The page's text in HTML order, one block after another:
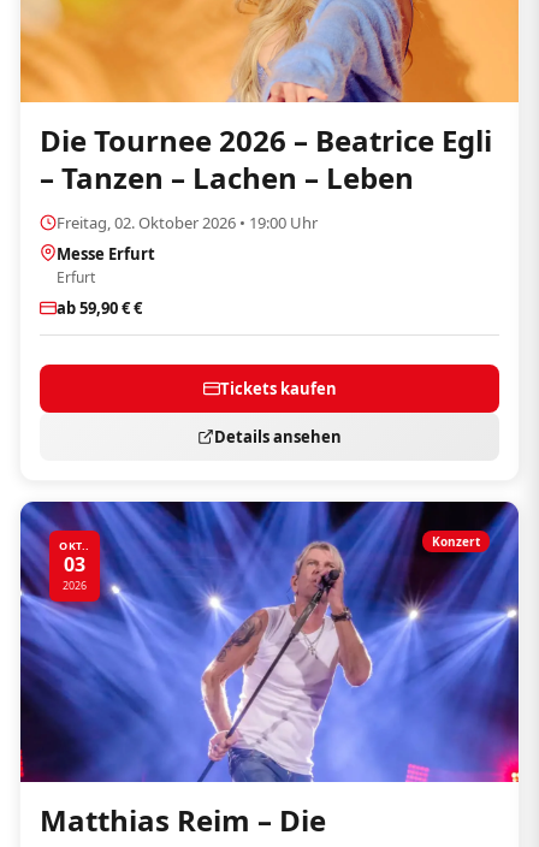
Die Tournee 2026 – Beatrice Egli
– Tanzen – Lachen – Leben
Freitag, 02. Oktober 2026 • 19:00 Uhr
Messe Erfurt
Erfurt
ab 59,90 € €
Tickets kaufen
Details ansehen
OKT..
03
2026
Konzert
Matthias Reim – Die